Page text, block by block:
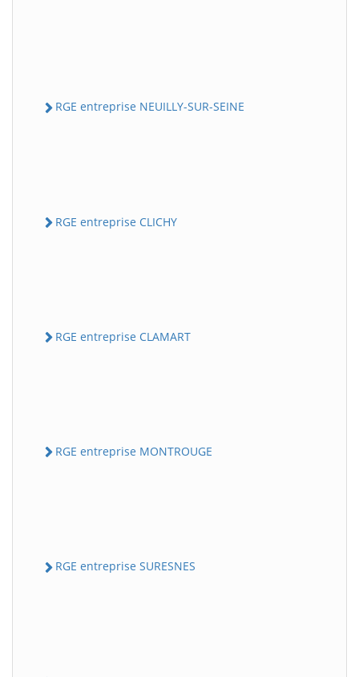
RGE entreprise NEUILLY-SUR-SEINE
RGE entreprise CLICHY
RGE entreprise CLAMART
RGE entreprise MONTROUGE
RGE entreprise SURESNES